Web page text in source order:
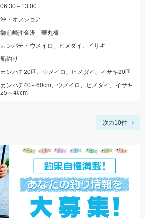
06:30～13:00
沖・オフショア
御前崎沖金洲 華丸様
カンパチ・ウメイロ、ヒメダイ、イサキ
船釣り
カンパチ20匹、ウメイロ、ヒメダイ、イサキ20匹
カンパチ40～60cm、ウメイロ、ヒメダイ、イサキ
25～40cm
次の10件